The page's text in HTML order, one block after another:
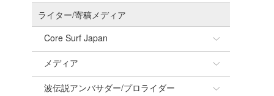
ライター/寄稿メディア
Core Surf Japan
Naoya Kimoto
mitsuteru Kamio
メディア
SURFMEDIA
波伝説アンバサダー/プロライダー